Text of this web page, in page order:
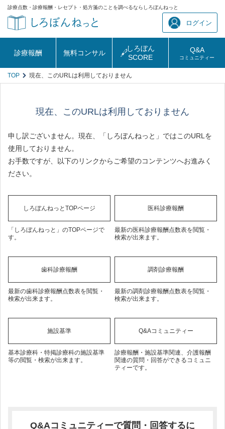
診療点数・診療報酬・レセプト・処方箋のことを調べるならしろぼんねっと
ログイン
診療報酬 無料コンサル
しろぼん
SCORE
Q&A
コミュニティー
TOP 現在、このURLは利用しておりません
現在、このURLは利用しておりません
申し訳ございません。現在、「しろぼんねっと」ではこのURLを
使用しておりません。
お手数ですが、以下のリンクからご希望のコンテンツへお進みく
ださい。
しろぼんねっとTOPページ
「しろぼんねっと」のTOPページで
す。
医科診療報酬
最新の医科診療報酬点数表を閲覧・
検索が出来ます。
歯科診療報酬
最新の歯科診療報酬点数表を閲覧・
検索が出来ます。
調剤診療報酬
最新の調剤診療報酬点数表を閲覧・
検索が出来ます。
施設基準
基本診療科・特掲診療科の施設基準
等の閲覧・検索が出来ます。
Q&Aコミュニティー
診療報酬・施設基準関連、介護報酬
関連の質問・回答ができるコミュニ
ティーです。
Q&Aコミュニティーで質問・回答するに